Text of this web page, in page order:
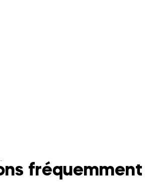
fréquemment